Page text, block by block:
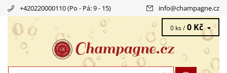
+420220000110 (Po - Pá: 9 - 15) info@champagne.cz
0 ks / 0 Kč